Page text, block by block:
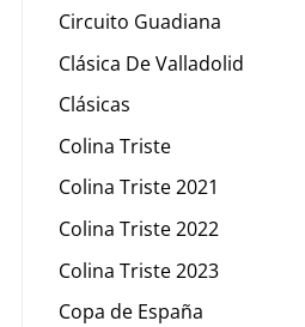
Circuito Guadiana
Clásica De Valladolid
Clásicas
Colina Triste
Colina Triste 2021
Colina Triste 2022
Colina Triste 2023
Copa de España